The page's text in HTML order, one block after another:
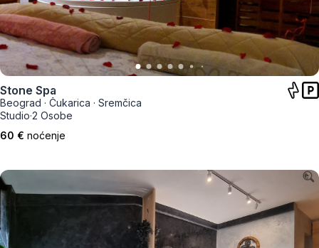
Stone Spa
Beograd · Čukarica · Sremčica
Studio·2 Osobe
60 € noćenje